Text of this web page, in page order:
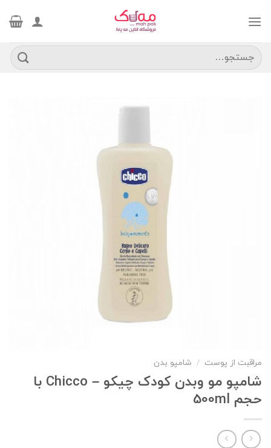
جستجو
برای:
مراقبت از پوست / شامپو بدن
شامپو مو وبدن كودک چيكو – Chicco با
حجم 500ml